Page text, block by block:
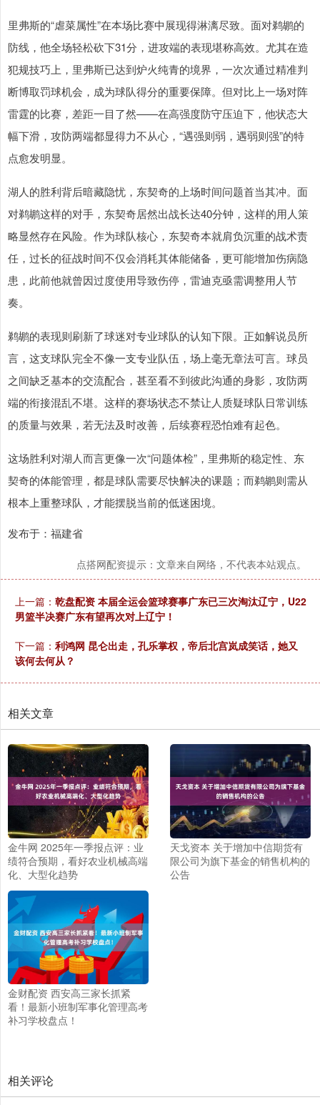
里弗斯的“虐菜属性”在本场比赛中展现得淋漓尽致。面对鹈鹕的
防线，他全场轻松砍下31分，进攻端的表现堪称高效。尤其在造
犯规技巧上，里弗斯已达到炉火纯青的境界，一次次通过精准判
断博取罚球机会，成为球队得分的重要保障。但对比上一场对阵
雷霆的比赛，差距一目了然——在高强度防守压迫下，他状态大
幅下滑，攻防两端都显得力不从心，“遇强则弱，遇弱则强”的特
点愈发明显。
湖人的胜利背后暗藏隐忧，东契奇的上场时间问题首当其冲。面
对鹈鹕这样的对手，东契奇居然出战长达40分钟，这样的用人策
略显然存在风险。作为球队核心，东契奇本就肩负沉重的战术责
任，过长的征战时间不仅会消耗其体能储备，更可能增加伤病隐
患，此前他就曾因过度使用导致伤停，雷迪克亟需调整用人节
奏。
鹈鹕的表现则刷新了球迷对专业球队的认知下限。正如解说员所
言，这支球队完全不像一支专业队伍，场上毫无章法可言。球员
之间缺乏基本的交流配合，甚至看不到彼此沟通的身影，攻防两
端的衔接混乱不堪。这样的赛场状态不禁让人质疑球队日常训练
的质量与效果，若无法及时改善，后续赛程恐怕难有起色。
这场胜利对湖人而言更像一次“问题体检”，里弗斯的稳定性、东
契奇的体能管理，都是球队需要尽快解决的课题；而鹈鹕则需从
根本上重整球队，才能摆脱当前的低迷困境。
发布于：福建省
点搭网配资提示：文章来自网络，不代表本站观点。
上一篇： 乾盘配资 本届全运会篮球赛事广东已三次淘汰辽宁，U22
男篮半决赛广东有望再次对上辽宁！
下一篇： 利鸿网 昆仑出走，孔乐掌权，帝后北宫岚成笑话，她又
该何去何从？
相关文章
金牛网 2025年一季报点评：业
绩符合预期，看好农业机械高端
化、大型化趋势
天戈资本 关于增加中信期货有
限公司为旗下基金的销售机构的
公告
金财配资 西安高三家长抓紧
看！最新小班制军事化管理高考
补习学校盘点！
相关评论